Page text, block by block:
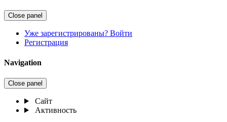
Close panel
Уже зарегистрированы? Войти
Регистрация
Navigation
Close panel
Сайт
Активность